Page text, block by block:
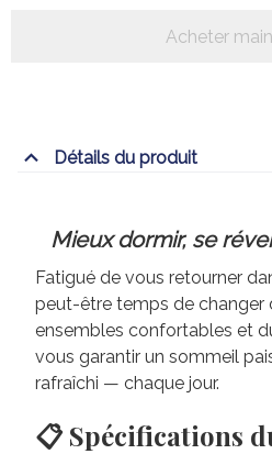
Acheter
Détails du produit
Mieux dormir, se
Fatigué de vous retourner
peut-être temps de changer
ensembles confortables et
vous garantir un sommeil
rafraîchi — chaque jour.
📋 Spécifications